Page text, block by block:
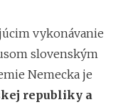
vykonávanie
slovenským
Nemecka je
republiky a